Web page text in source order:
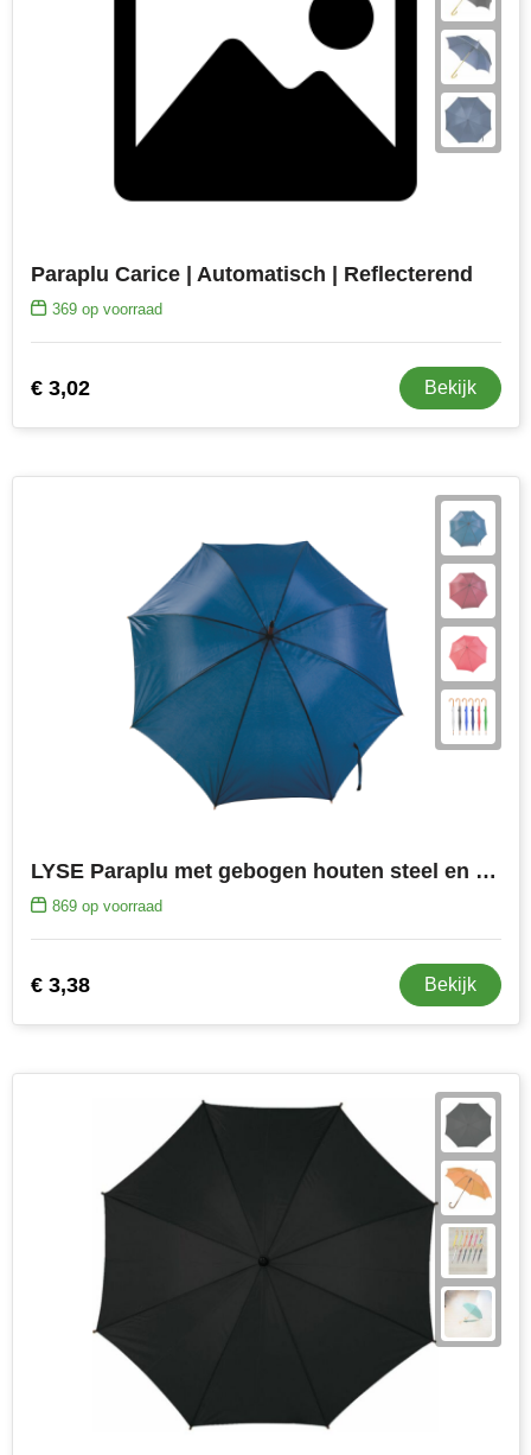
Paraplu Carice | Automatisch | Reflecterend
369op voorraad
€ 3,02 Bekijk
LYSE Paraplu met gebogen houten steel en handvat
869op voorraad
€ 3,38 Bekijk